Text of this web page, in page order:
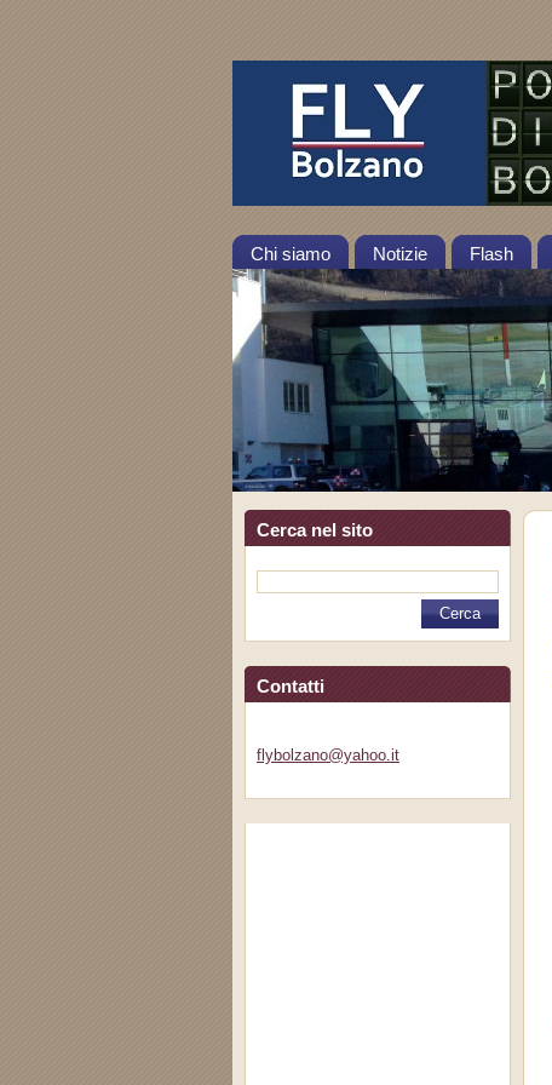
Chi siamo Notizie Flash
Cerca nel sito
Contatti
flybolzano@yahoo.it